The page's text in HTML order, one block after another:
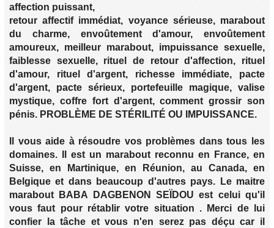
affection puissant,
retour affectif immédiat, voyance sérieuse, marabout
du charme, envoûtement d'amour, envoûtement
amoureux, meilleur marabout, impuissance sexuelle,
faiblesse sexuelle, rituel de retour d'affection, rituel
d'amour, rituel d'argent, richesse immédiate, pacte
d'argent, pacte sérieux, portefeuille magique, valise
mystique, coffre fort d'argent, comment grossir son
pénis. PROBLÈME DE STÉRILITÉ OU IMPUISSANCE.
Il vous aide à résoudre vos problèmes dans tous les
domaines. Il est un marabout reconnu en France, en
Suisse, en Martinique, en Réunion, au Canada, en
Belgique et dans beaucoup d'autres pays. Le maitre
marabout BABA DAGBENON SEÏDOU est celui qu'il
vous faut pour rétablir votre situation . Merci de lui
confier la tâche et vous n'en serez pas déçu car il